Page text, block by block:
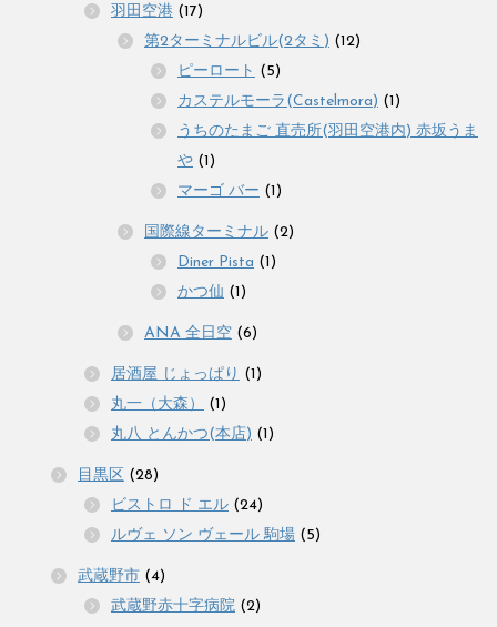
羽田空港 (17)
第2ターミナルビル(2タミ) (12)
ピーロート (5)
カステルモーラ(Castelmora) (1)
うちのたまご 直売所(羽田空港内) 赤坂うま
や (1)
マーゴ バー (1)
国際線ターミナル (2)
Diner Pista (1)
かつ仙 (1)
ANA 全日空 (6)
居酒屋 じょっぱり (1)
丸一（大森）
(1)
丸八 とんかつ(本店) (1)
目黒区 (28)
ビストロ ド エル (24)
ルヴェ ソン ヴェール 駒場 (5)
武蔵野市 (4)
武蔵野赤十字病院 (2)